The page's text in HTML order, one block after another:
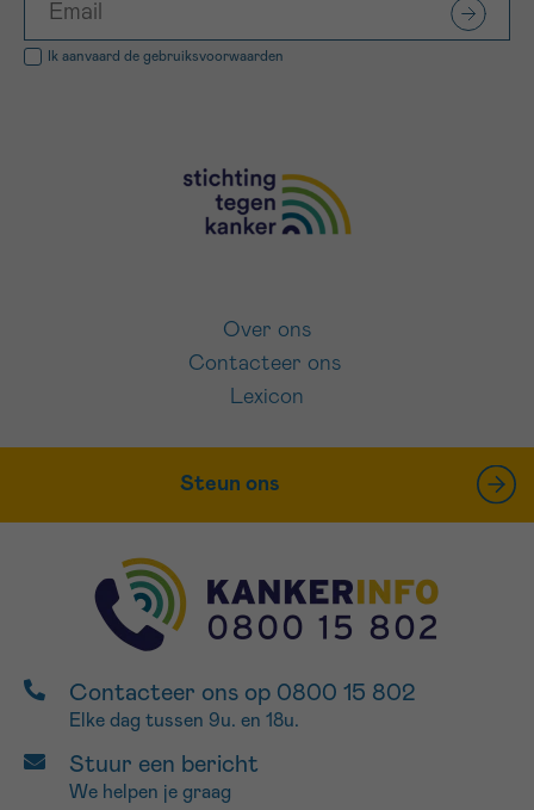
Ik aanvaard de gebruiksvoorwaarden
Over ons
Contacteer ons
Lexicon
Steun ons
Contacteer ons op 0800 15 802
Elke dag tussen 9u. en 18u.
Stuur een bericht
We helpen je graag